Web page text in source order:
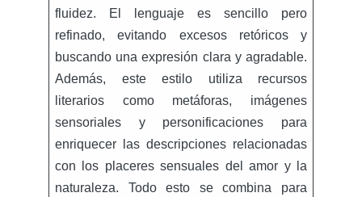
fluidez. El lenguaje es sencillo pero
refinado, evitando excesos retóricos y
buscando una expresión clara y agradable.
Además, este estilo utiliza recursos
literarios como metáforas, imágenes
sensoriales y personificaciones para
enriquecer las descripciones relacionadas
con los placeres sensuales del amor y la
naturaleza. Todo esto se combina para